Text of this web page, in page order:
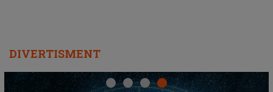
DIVERTISMENT